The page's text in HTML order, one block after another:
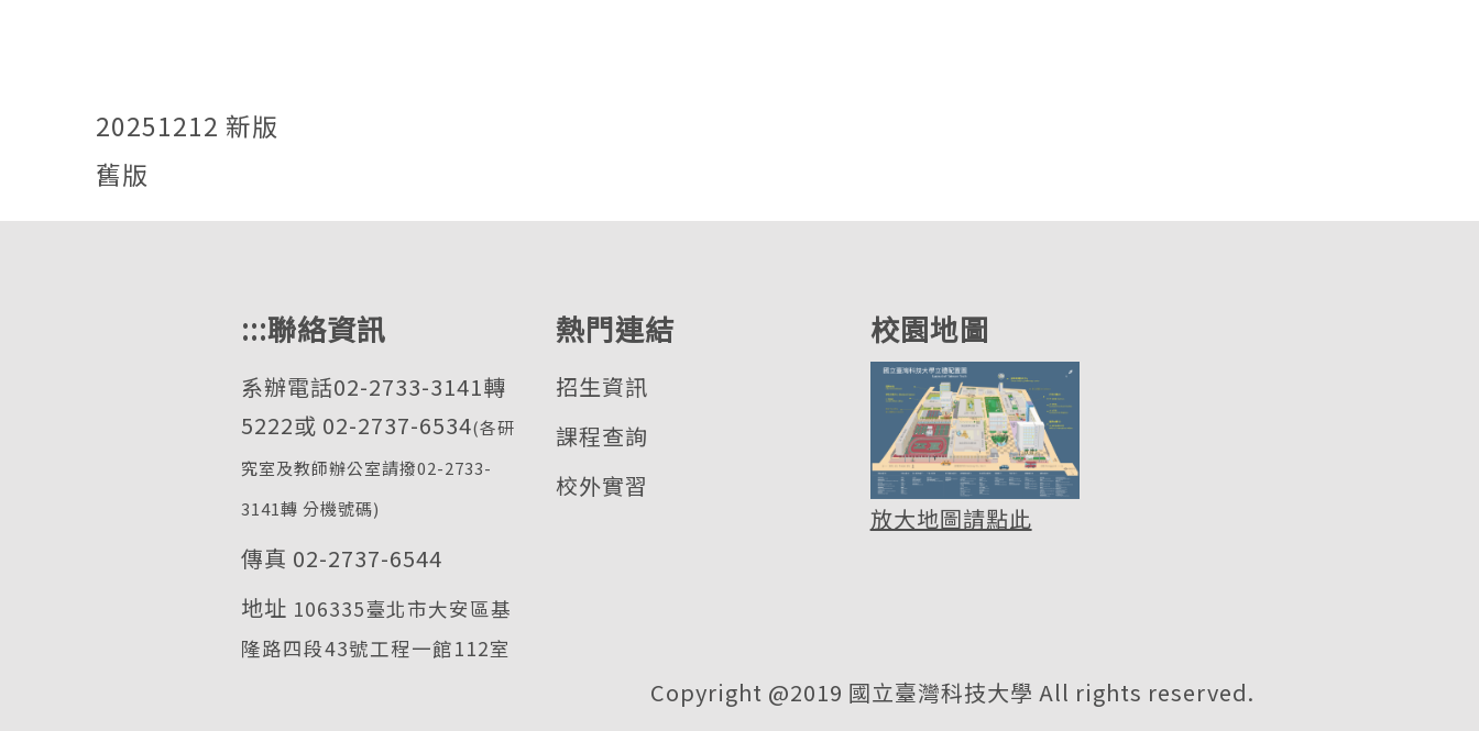
20251212 新版
舊版
:::聯絡資訊
系辦電話02-2733-3141轉
5222或 02-2737-6534(各研
究室及教師辦公室請撥02-2733-
3141轉 分機號碼)
傳真 02-2737-6544
地址 106335臺北市大安區基
隆路四段43號工程一館112室
熱門連結
招生資訊
課程查詢
校外實習
校園地圖
放大地圖請點此
Copyright @2019 國立臺灣科技大學 All rights reserved.